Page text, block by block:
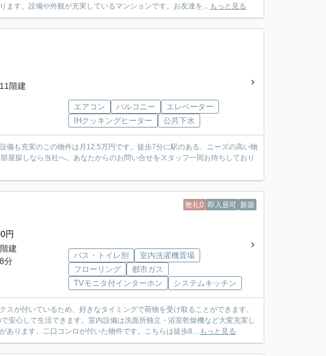
ます。設備や外観が充実しているマンションです。お友達を... もっと見る
階建
エアコン バルコニー
エレベーター
IHクッキングヒーター
公共下水
備も充実のこの物件は月12.5万円です。徒歩7分に駅のある、ニーズの高い物
探しなら当社へ。あなたからのお問い合せをスタッフ一同お待ちしており
敷礼0 即入居可 新築
円
建
分
バス・トイレ別
室内洗濯機置場
フローリング
都市ガス
TVモニタ付インターホン
システムキッチン
が付いているため、好きなタイミングで荷物を受け取ることができます。
安心して生活できます。室内設備は洗面所独立・浴室乾燥機など大変充実し
あります。二口コンロが付いた物件です。こちらは徒歩8... もっと見る